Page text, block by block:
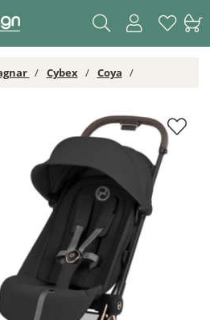
Cybex Coya
Sepia Black